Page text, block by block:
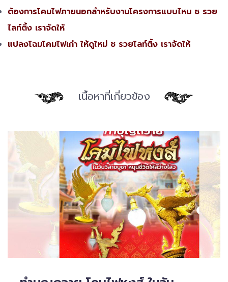
ต้องการโคมไฟภายนอกสำหรับงานโครงการแบบไหน ช รวย
ไลท์ติ้ง เราจัดให้
แปลงโฉมโคมไฟเก่า ให้ดูใหม่ ช รวยไลท์ติ้ง เราจัดให้​
เนื้อหาที่เกี่ยวข้อง